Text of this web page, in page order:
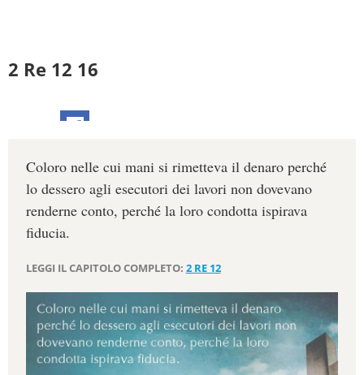
2 Re 12 16
Coloro nelle cui mani si rimetteva il denaro perché
lo dessero agli esecutori dei lavori non dovevano
renderne conto, perché la loro condotta ispirava
fiducia.
LEGGI IL CAPITOLO COMPLETO: 2 RE 12